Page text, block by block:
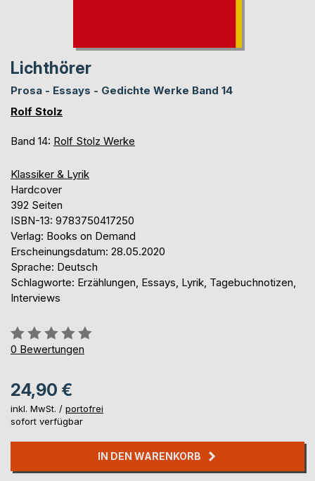
Lichthörer
Prosa - Essays - Gedichte Werke Band 14
Rolf Stolz
Band 14: Rolf Stolz Werke
Klassiker & Lyrik
Hardcover
392 Seiten
ISBN-13: 9783750417250
Verlag: Books on Demand
Erscheinungsdatum: 28.05.2020
Sprache: Deutsch
Schlagworte: Erzählungen, Essays, Lyrik, Tagebuchnotizen,
Interviews
Bewertung::
0%
0 Bewertungen
24,90 €
inkl. MwSt. / portofrei
sofort verfügbar
IN DEN WARENKORB